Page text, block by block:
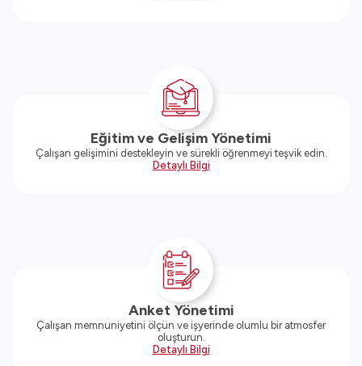
Eğitim ve Gelişim Yönetimi
Çalışan gelişimini destekleyin ve sürekli öğrenmeyi teşvik edin.
Detaylı Bilgi
Anket Yönetimi
Çalışan memnuniyetini ölçün ve işyerinde olumlu bir atmosfer
oluşturun.
Detaylı Bilgi